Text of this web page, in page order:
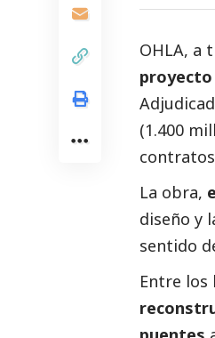
OHLA, a
proyecto
(1.400
La obra,
diseño y
sentido
Entre los